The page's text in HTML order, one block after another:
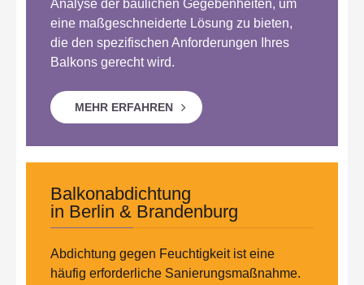
Analyse der baulichen Gegebenheiten, um
eine maßgeschneiderte Lösung zu bieten,
die den spezifischen Anforderungen Ihres
Balkons gerecht wird.
MEHR ERFAHREN
Balkonabdichtung
in Berlin & Brandenburg
Abdichtung gegen Feuchtigkeit ist eine
häufig erforderliche Sanierungsmaßnahme.